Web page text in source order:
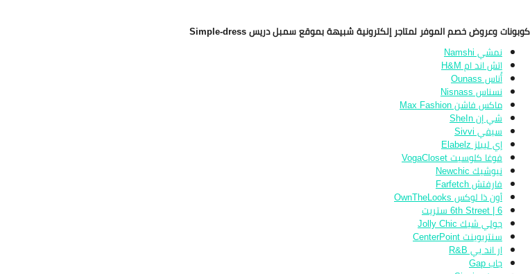
كوبونات وعروض خصم الموفر لمتاجر إلكترونية شبيهة بموقع سمبل دريس Simple-dress
نمشي Namshi
اتش اند ام H&M
أُناس Ounass
نسناس Nisnass
ماكس فاشن Max Fashion
شي إن SheIn
سيفي Sivvi
إي ليبلز Elabelz
فوغا كلوسيت VogaCloset
نيوشيك Newchic
فارفتش Farfetch
أون ذا لوكس OwnTheLooks
6th Street | 6 ستريت
جولي شيك Jolly Chic
سنتربوينت CenterPoint
ار اند بي R&B
جاب Gap